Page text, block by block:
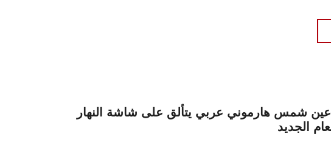
شمس هارموني عربي يتألق على شاشة النهار
الجديد